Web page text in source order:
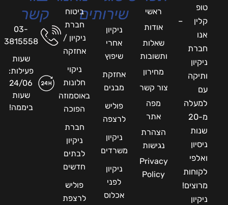
טופ
קלין –
אנו
חברת
ניקיון
ותיקה
עם
למעלה
מ-20
שנות
ניסיון
ואלפי
לקוחות
מרוצים!
ניקיון
ראשי
אודות
שאלות
ותשובות
מחירון
צור קשר
מפה
אתר
הצהרת
נגישות
Privacy
Policy
שירותים
ניקיון
אחרי
שיפוץ
אחזקת
מבנים
פוליש
לרצפה
ניקיון
משרדים
ניקיון
לפני
אכלוס
ביטוח
חברת
ניקיון /
אחזקה
ניקוי
חלונות
באוסמוזה
הפוכה
חברת
ניקיון
לבתים
חדשים
פוליש
לרצפת
קשר
03-
3815558
שעות
פעילות:
24/06
שעות
ביממה!